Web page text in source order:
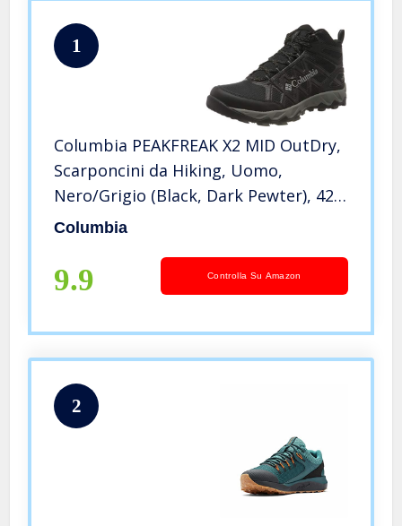
1
Columbia PEAKFREAK X2 MID OutDry,
Scarponcini da Hiking, Uomo,
Nero/Grigio (Black, Dark Pewter), 42
EU
Columbia
9.9 Controlla Su Amazon
2